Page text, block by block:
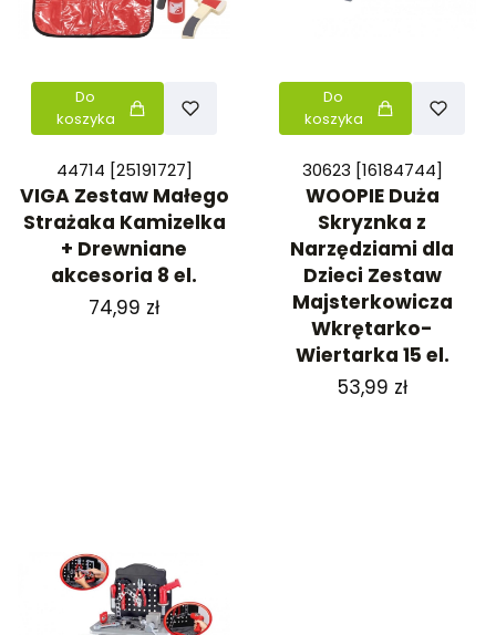
Do
koszyka
44714 [25191727]
VIGA Zestaw Małego
Strażaka Kamizelka
+ Drewniane
akcesoria 8 el.
Cena
74,99 zł
Do
koszyka
30623 [16184744]
WOOPIE Duża
Skryznka z
Narzędziami dla
Dzieci Zestaw
Majsterkowicza
Wkrętarko-
Wiertarka 15 el.
Cena
53,99 zł